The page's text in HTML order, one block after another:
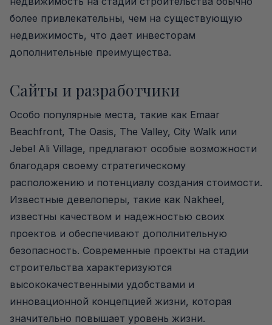
более привлекательны, чем на существующую
недвижимость, что дает инвесторам
дополнительные преимущества.
Сайты и разработчики
Особо популярные места, такие как Emaar
Beachfront, The Oasis, The Valley, City Walk или
Jebel Ali Village, предлагают особые возможности
благодаря своему стратегическому
расположению и потенциалу создания стоимости.
Известные девелоперы, такие как Nakheel,
известны качеством и надежностью своих
проектов и обеспечивают дополнительную
безопасность. Современные проекты на стадии
строительства характеризуются
высококачественными удобствами и
инновационной концепцией жизни, которая
значительно повышает уровень жизни.